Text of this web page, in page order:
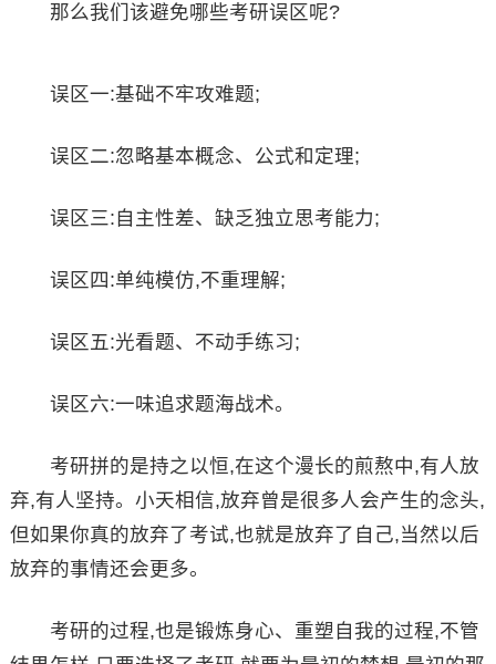
那么我们该避免哪些考研误区呢?
误区一:基础不牢攻难题;
误区二:忽略基本概念、公式和定理;
误区三:自主性差、缺乏独立思考能力;
误区四:单纯模仿,不重理解;
误区五:光看题、不动手练习;
误区六:一味追求题海战术。
考研拼的是持之以恒,在这个漫长的煎熬中,有人放
弃,有人坚持。小天相信,放弃曾是很多人会产生的念头,
但如果你真的放弃了考试,也就是放弃了自己,当然以后
放弃的事情还会更多。
考研的过程,也是锻炼身心、重塑自我的过程,不管